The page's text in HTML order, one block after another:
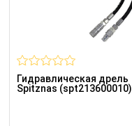
Гидравлическая дрель
Spitznas (spt213600010)